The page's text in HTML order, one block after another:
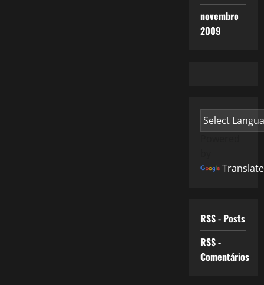
novembro
2009
Translate
RSS - Posts
RSS -
Comentários